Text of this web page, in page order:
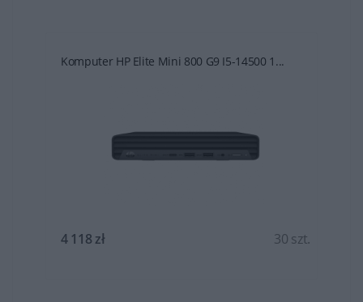
Komputer HP Elite Mini 800 G9 I5-14500 1...
4 118 zł 30 szt.